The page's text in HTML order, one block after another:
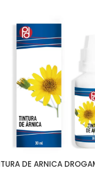
DE ARNICA